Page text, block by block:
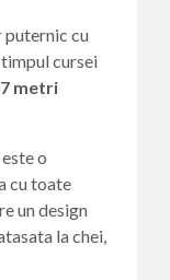
puternic cu
cursei
7 metri
este o
cu toate
un design
la chei,